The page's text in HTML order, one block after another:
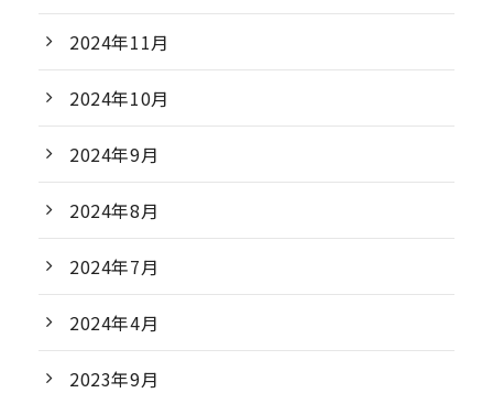
2024年11月
2024年10月
2024年9月
2024年8月
2024年7月
2024年4月
2023年9月